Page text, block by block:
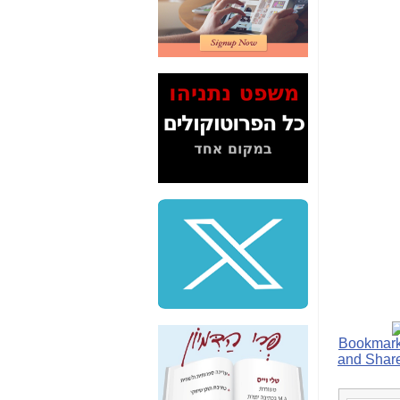
2" על תעלולי השר
משה כחלון -כאן
המשך חשיפת הבלוף
ששמו "מהפיכת
הסלולר" ואיך מסרסים
כאן
סיכום ביקור בסיליקון
שלמה פילבר (עד
לאחרונה מנכ"ל משרד
התקשורת) - עד
מדינה? הצחקתם
"יש אפליה בחקירה"?
חשיפה: למה השר
משה כחלון לא נחקר
עד היום? -
כאן